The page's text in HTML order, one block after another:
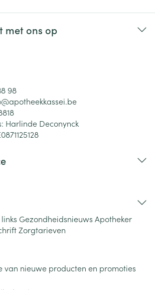
met ons op
98
apotheekkassei.be
Harlinde Deconynck
Gezondheidsnieuws Apotheker
Zorgtarieven
van nieuwe producten en promoties